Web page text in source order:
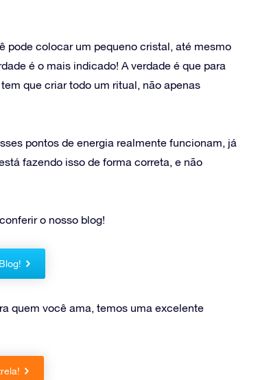
pode colocar um pequeno cristal, até mesmo
é o mais indicado! A verdade é que para
que criar todo um ritual, não apenas
pontos de energia realmente funcionam, já
fazendo isso de forma correta, e não
o nosso blog!
quem você ama, temos uma excelente